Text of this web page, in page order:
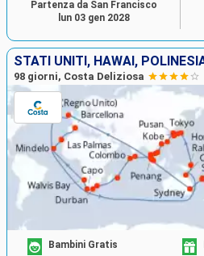
Partenza da San Francisco
lun 03 gen 2028
98 giorni, Costa Deliziosa
Bambini Gratis